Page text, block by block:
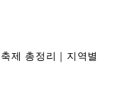
제 총정리｜지역별